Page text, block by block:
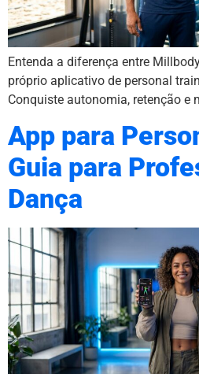
Entenda a diferença entre
próprio aplicativo de personal
Conquiste autonomia, retenção e
App para
Guia para
Dança